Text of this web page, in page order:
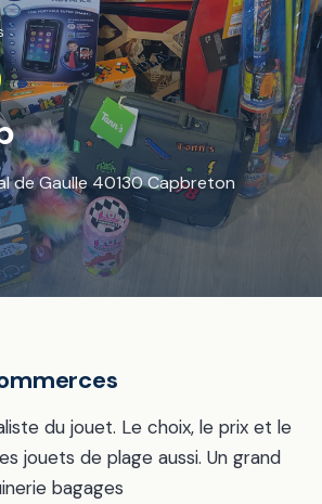
de Gaulle 40130 Capbreton
du jouet. Le choix, le prix et le
jouets de plage aussi. Un grand
bagages